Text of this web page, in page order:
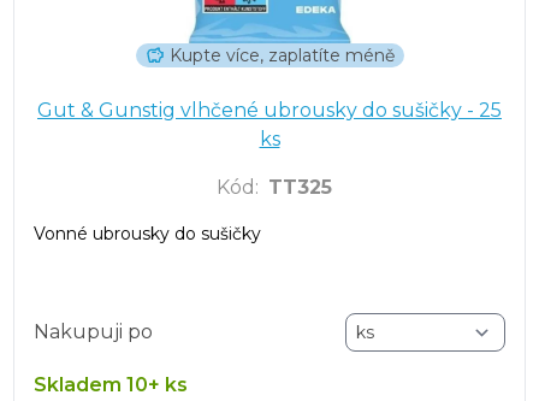
Kupte více, zaplatíte méně
Gut & Gunstig vlhčené ubrousky do sušičky - 25
ks
Kód : TT325
Vonné ubrousky do sušičky
Nakupuji po
Skladem 10+ ks